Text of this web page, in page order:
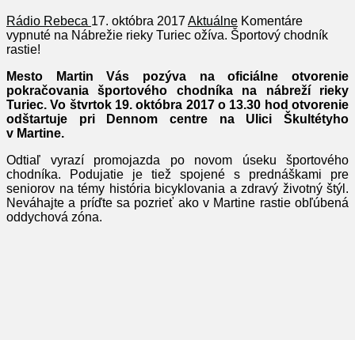
Rádio Rebeca 17. októbra 2017 Aktuálne Komentáre
vypnuté na Nábrežie rieky Turiec ožíva. Športový chodník
rastie!
Mesto Martin Vás pozýva na oficiálne otvorenie
pokračovania športového chodníka na nábreží rieky
Turiec. Vo štvrtok 19. októbra 2017 o 13.30 hod otvorenie
odštartuje pri Dennom centre na Ulici Škultétyho
v Martine.
Odtiaľ vyrazí promojazda po novom úseku športového
chodníka. Podujatie je tiež spojené s prednáškami pre
seniorov na témy história bicyklovania a zdravý životný štýl.
Neváhajte a príďte sa pozrieť ako v Martine rastie obľúbená
oddychová zóna.